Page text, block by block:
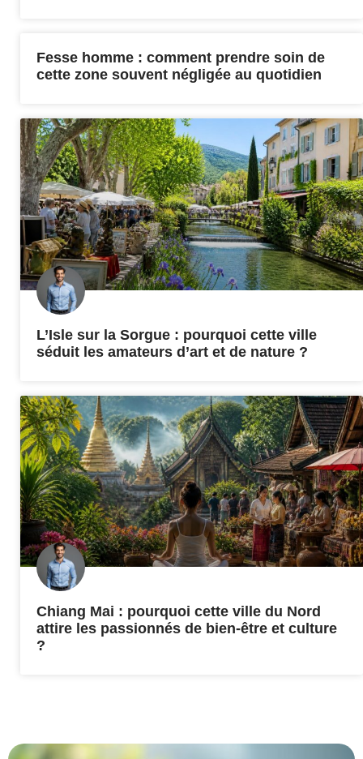
Fesse homme : comment prendre soin de
cette zone souvent négligée au quotidien
L’Isle sur la Sorgue : pourquoi cette ville
séduit les amateurs d’art et de nature ?
Chiang Mai : pourquoi cette ville du Nord
attire les passionnés de bien-être et culture
?